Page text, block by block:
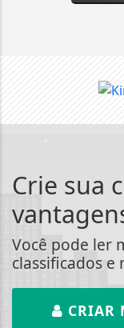
Crie sua
Você pode ler
classificados e
CRIAR